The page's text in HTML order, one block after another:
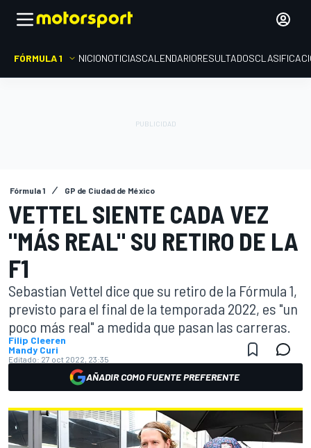
FÓRMULA 1 INICIONOTICIASCALENDARIORESULTADOS
Fórmula 1 GP de Ciudad de México
VETTEL SIENTE CADA VEZ
"MÁS REAL" SU RETIRO DE LA
F1
Sebastian Vettel dice que su retiro de la Fórmula 1,
previsto para el final de la temporada 2022, es "un
poco más real" a medida que pasan las carreras.
Filip Cleeren
Mandy Curi
Editado: 27 oct 2022, 23:35
AÑADIR COMO FUENTE PREFERENTE